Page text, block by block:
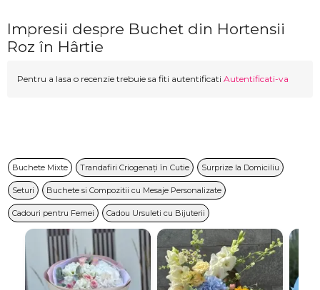
Impresii despre Buchet din Hortensii
Roz în Hârtie
Pentru a lasa o recenzie trebuie sa fiti autentificati Autentificati-va
Buchete Mixte Trandafiri Criogenați în Cutie Surprize la Domiciliu
Seturi Buchete si Compozitii cu Mesaje Personalizate
Cadouri pentru Femei Cadou Ursuleti cu Bijuterii